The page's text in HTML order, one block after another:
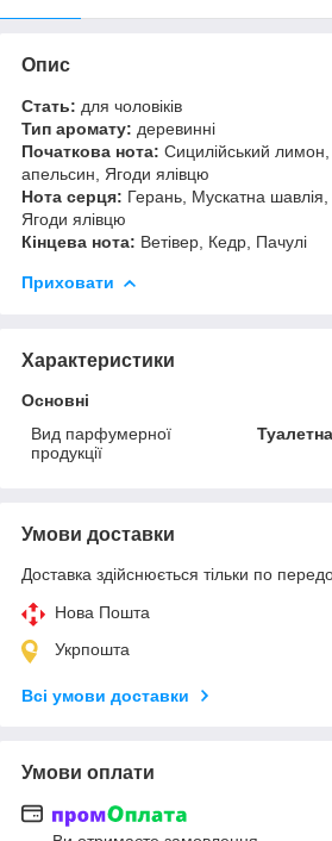
Опис
Стать: для чоловіків
Тип аромату: деревинні
Початкова нота: Сицилійський
апельсин, Ягоди ялівцю
Нота серця: Герань, Мускатна
Ягоди ялівцю
Кінцева нота: Ветівер, Кедр, Пачулі
Приховати
Характеристики
Основні
Вид парфумерної
продукції
Умови доставки
Доставка здійснюється тільки по
Нова Пошта
Укрпошта
Всі умови доставки
Умови оплати